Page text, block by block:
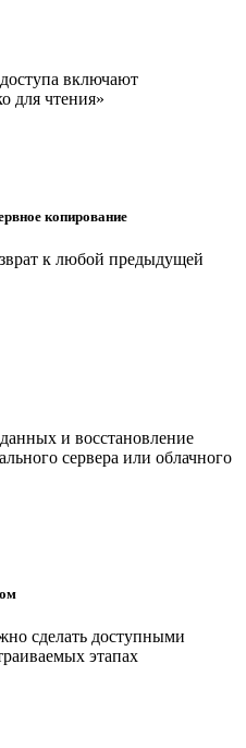
включают
для чтения»
копирование
к любой предыдущей
и восстановление
сервера или облачного
сделать доступными
этапах